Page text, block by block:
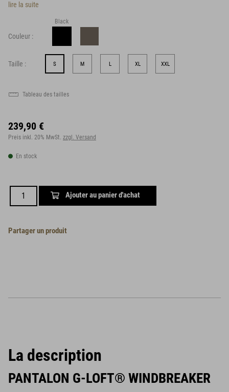
lire la suite
Couleur :
Black
Taille : S M L XL XXL
Tableau des tailles
239,90 €
Preis inkl. 20% MwSt. zzgl. Versand
En stock
Ajouter au panier d'achat
Partager un produit
La description
PANTALON G-LOFT® WINDBREAKER